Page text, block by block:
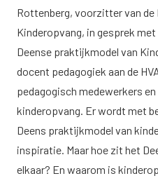
Rottenberg, voorzitter van
Kinderopvang, in gesprek
Deense praktijkmodel van
docent pedagogiek aan de
pedagogisch medewerkers
kinderopvang. Er wordt met
Deens praktijkmodel van
inspiratie. Maar hoe zit het
elkaar? En waarom is